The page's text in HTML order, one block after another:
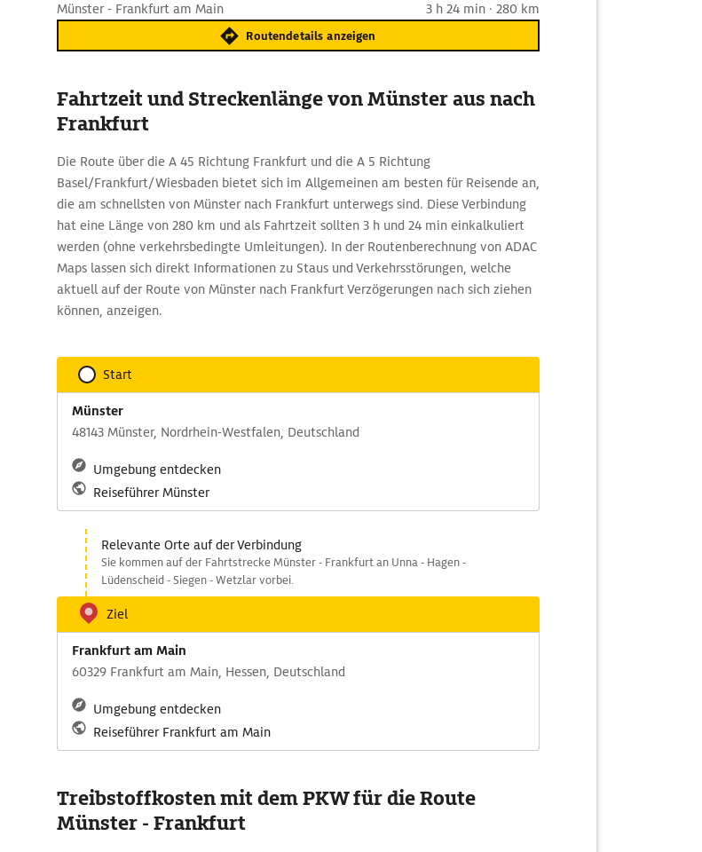
Münster - Frankfurt am Main 3 h 24 min · 280 km
Routendetails anzeigen
Fahrtzeit und Streckenlänge von Münster aus nach
Frankfurt
Die Route über die A 45 Richtung Frankfurt und die A 5 Richtung
Basel/Frankfurt/Wiesbaden bietet sich im Allgemeinen am besten für Reisende an,
die am schnellsten von Münster nach Frankfurt unterwegs sind. Diese Verbindung
hat eine Länge von 280 km und als Fahrtzeit sollten 3 h und 24 min einkalkuliert
werden (ohne verkehrsbedingte Umleitungen). In der Routenberechnung von ADAC
Maps lassen sich direkt Informationen zu Staus und Verkehrsstörungen, welche
aktuell auf der Route von Münster nach Frankfurt Verzögerungen nach sich ziehen
können, anzeigen.
Start
Münster
48143 Münster, Nordrhein-Westfalen, Deutschland
Umgebung entdecken
Reiseführer Münster
Relevante Orte auf der Verbindung
Sie kommen auf der Fahrtstrecke Münster - Frankfurt an Unna - Hagen -
Lüdenscheid - Siegen - Wetzlar vorbei.
Ziel
Frankfurt am Main
60329 Frankfurt am Main, Hessen, Deutschland
Umgebung entdecken
Reiseführer Frankfurt am Main
Treibstoffkosten mit dem PKW für die Route
Münster - Frankfurt